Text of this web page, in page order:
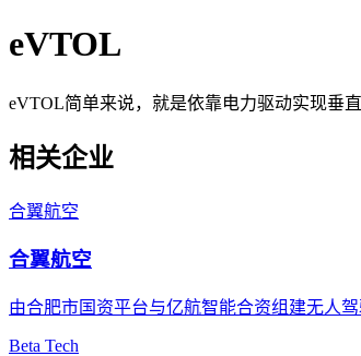
eVTOL
eVTOL简单来说，就是依靠电力驱动实现垂
相关企业
合翼航空
合翼航空
由合肥市国资平台与亿航智能合资组建无人
Beta Tech